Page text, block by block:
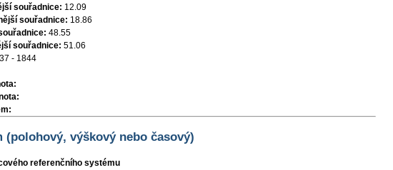
souřadnice: 12.09
souřadnice: 18.86
48.55
souřadnice: 51.06
- 1844
(polohový, výškový nebo časový)
referenčního systému